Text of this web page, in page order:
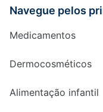
Navegue pelos
Medicamentos
Dermocosméticos
Alimentação infantil